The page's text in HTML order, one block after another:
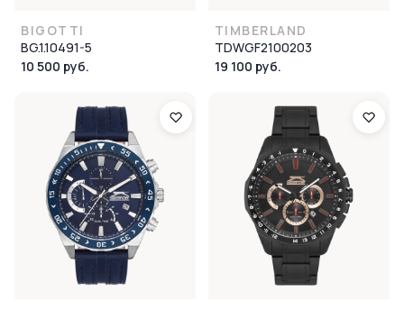
BIGOTTI
BG.1.10491-5
10 500 руб.
TIMBERLAND
TDWGF2100203
19 100 руб.